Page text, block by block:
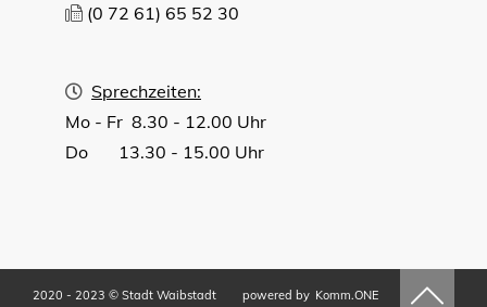
(0 72 61) 65 52 30
Sprechzeiten:
Mo - Fr 8.30 - 12.00 Uhr
Do 13.30 - 15.00 Uhr
2020 - 2023 © Stadt Waibstadt powered by Komm.ONE